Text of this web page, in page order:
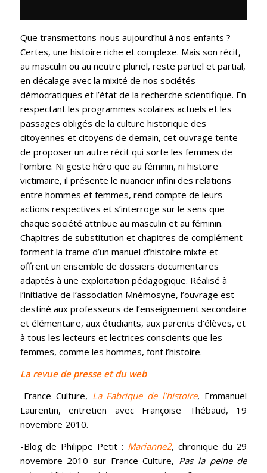
Que transmettons-nous aujourd’hui à nos enfants ?
Certes, une histoire riche et complexe. Mais son récit,
au masculin ou au neutre pluriel, reste partiel et partial,
en décalage avec la mixité de nos sociétés
démocratiques et l’état de la recherche scientifique. En
respectant les programmes scolaires actuels et les
passages obligés de la culture historique des
citoyennes et citoyens de demain, cet ouvrage tente
de proposer un autre récit qui sorte les femmes de
l’ombre. Ni geste héroïque au féminin, ni histoire
victimaire, il présente le nuancier infini des relations
entre hommes et femmes, rend compte de leurs
actions respectives et s’interroge sur le sens que
chaque société attribue au masculin et au féminin.
Chapitres de substitution et chapitres de complément
forment la trame d’un manuel d’histoire mixte et
offrent un ensemble de dossiers documentaires
adaptés à une exploitation pédagogique. Réalisé à
l’initiative de l’association Mnémosyne, l’ouvrage est
destiné aux professeurs de l’enseignement secondaire
et élémentaire, aux étudiants, aux parents d’élèves, et
à tous les lecteurs et lectrices conscients que les
femmes, comme les hommes, font l’histoire.
La revue de presse et du web
-France Culture, La Fabrique de l’histoire, Emmanuel
Laurentin, entretien avec Françoise Thébaud, 19
novembre 2010.
-Blog de Philippe Petit : Marianne2, chronique du 29
novembre 2010 sur France Culture, Pas la peine de